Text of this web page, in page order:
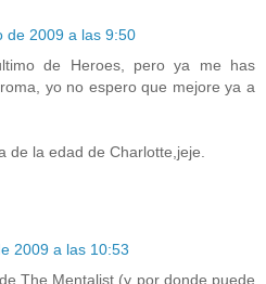
de 2009 a las 9:50
de Heroes, pero ya me has
yo no espero que mejore ya a
de la edad de Charlotte,jeje.
2009 a las 10:53
The Mentalist (y por donde puede